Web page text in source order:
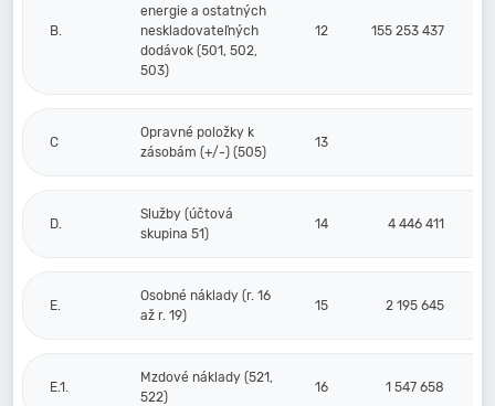
B.
energie a ostatných
neskladovateľných
dodávok (501, 502,
503)
12 155 253 437
C
Opravné položky k
zásobám (+/-) (505)
13
D.
Služby (účtová
skupina 51)
14 4 446 411
E.
Osobné náklady (r. 16
až r. 19)
15 2 195 645
E.1.
Mzdové náklady (521,
522)
16 1 547 658